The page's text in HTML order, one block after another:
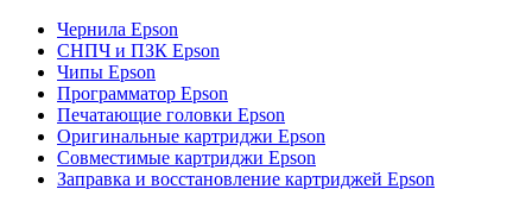
Чернила Epson
СНПЧ и ПЗК Epson
Чипы Epson
Программатор Epson
Печатающие головки Epson
Оригинальные картриджи Epson
Совместимые картриджи Epson
Заправка и восстановление картриджей Epson